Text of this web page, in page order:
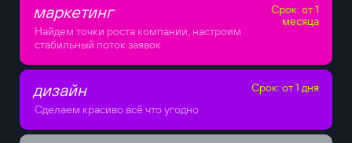
маркетинг
Найдем точки роста компании, настроим
стабильный поток заявок
Срок: от 1
месяца
дизайн
Сделаем красиво всё что угодно
Срок: от 1 дня